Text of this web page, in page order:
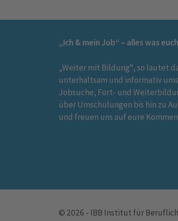
„Ich & mein Job“ – alles was
„Weiter mit Bildung“, so lautet
unterhaltsam und informativ
Jobsuche, Fort- und
über Umschulungen bis hin zu
und freuen uns auf eure
© 2026 - IBB Institut für